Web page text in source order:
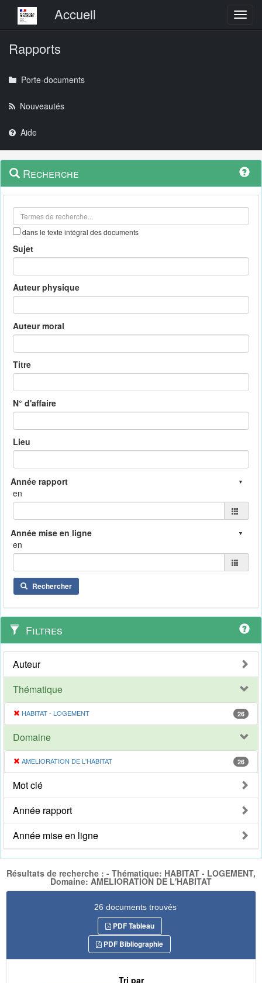
Menu principalAccueil
Rapports
Porte-documents
Nouveautés
Aide
Navigation
outils
Menu
contextuel
Recherche
dans le texte intégral des documents
Sujet
Auteur physique
Auteur moral
Titre
N° d'affaire
Lieu
en
en
Rechercher
Filtres
Auteur
Thématique
HABITAT - LOGEMENT 26
Domaine
AMELIORATION DE L'HABITAT 26
Mot clé
Année rapport
Année mise en ligne
Résultats de recherche : - Thématique: HABITAT - LOGEMENT,
Domaine: AMELIORATION DE L'HABITAT
26 documents trouvés
PDF Tableau
PDF Bibliographie
Tri par